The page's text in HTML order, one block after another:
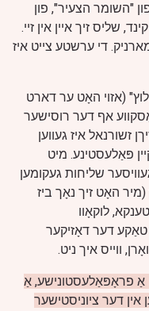
"השומר הצעיר", פון
שליס זיך איין אין זיי.
די ערשטע צייט איז
(אזוי האָט ער דארט
אף דער רוסישער
איז געווען
פּאַלעסטינע. מיט
שליחות געקומען
(מיר האָט זיך נאָך ביז
לוקאָוו
מיך טאַקע דער דאָזיקער
ווייס איך ניט.
אַ פראָפּאַלעסטונישע, אַ
אין דער ציוניסטישער